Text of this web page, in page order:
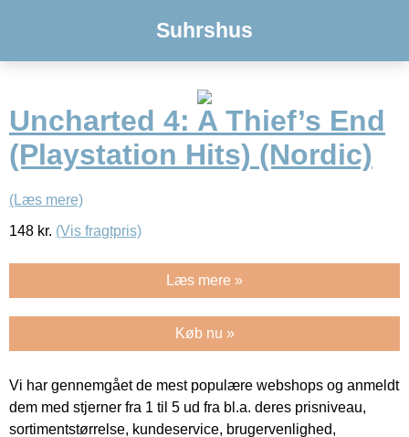
Suhrshus
Uncharted 4: A Thief’s End
(Playstation Hits) (Nordic)
(Læs mere)
148 kr. (Vis fragtpris)
Læs mere »
Køb nu »
Vi har gennemgået de mest populære webshops og anmeldt
dem med stjerner fra 1 til 5 ud fra bl.a. deres prisniveau,
sortimentstørrelse, kundeservice, brugervenlighed,